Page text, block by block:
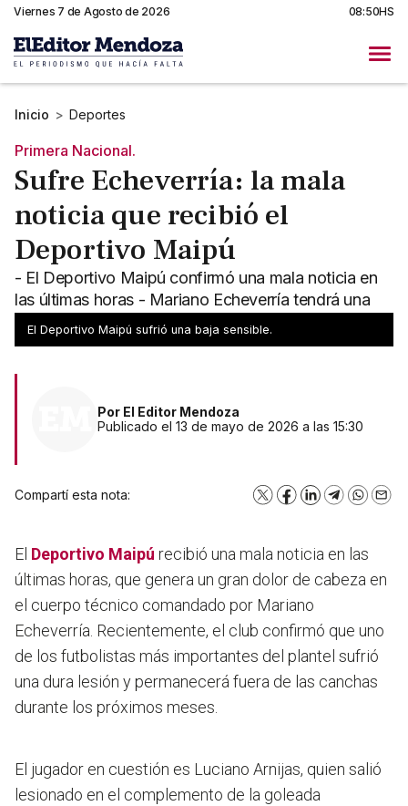
Viernes 7 de Agosto de 2026 08:50HS
Inicio > Deportes
Primera Nacional.
Sufre Echeverría: la mala
noticia que recibió el
Deportivo Maipú
- El Deportivo Maipú confirmó una mala noticia en
las últimas horas - Mariano Echeverría tendrá una
baja sensible en el plantel
El Deportivo Maipú sufrió una baja sensible.
Por El Editor Mendoza
Publicado el 13 de mayo de 2026 a las 15:30
Compartí esta nota: X Facebook
LinkedInTelegram
El Deportivo Maipú recibió una mala noticia en las
últimas horas, que genera un gran dolor de cabeza en
el cuerpo técnico comandado por Mariano
Echeverría. Recientemente, el club confirmó que uno
de los futbolistas más importantes del plantel sufrió
una dura lesión y permanecerá fuera de las canchas
durante los próximos meses.
El jugador en cuestión es Luciano Arnijas, quien salió
lesionado en el complemento de la goleada